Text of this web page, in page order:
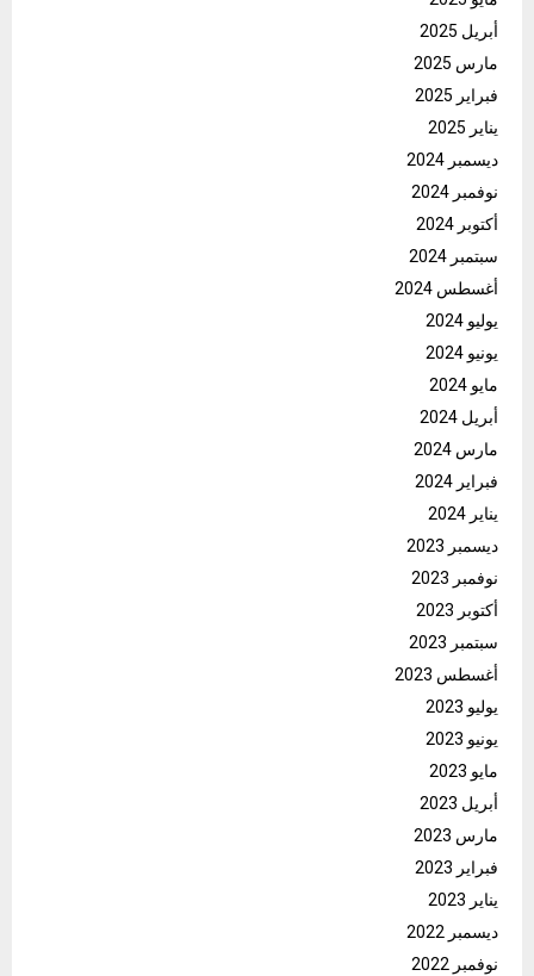
أبريل 2025
مارس 2025
فبراير 2025
يناير 2025
ديسمبر 2024
نوفمبر 2024
أكتوبر 2024
سبتمبر 2024
أغسطس 2024
يوليو 2024
يونيو 2024
مايو 2024
أبريل 2024
مارس 2024
فبراير 2024
يناير 2024
ديسمبر 2023
نوفمبر 2023
أكتوبر 2023
سبتمبر 2023
أغسطس 2023
يوليو 2023
يونيو 2023
مايو 2023
أبريل 2023
مارس 2023
فبراير 2023
يناير 2023
ديسمبر 2022
نوفمبر 2022